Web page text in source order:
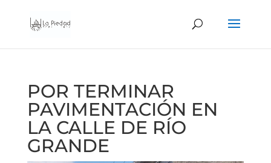
POR TERMINAR
PAVIMENTACIÓN EN
LA CALLE DE RÍO
GRANDE